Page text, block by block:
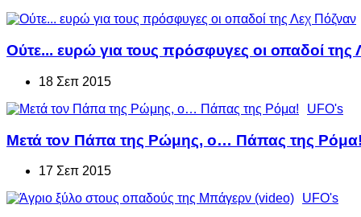
Ούτε... ευρώ για τους πρόσφυγες οι οπαδοί της
18 Σεπ 2015
UFO's
Μετά τον Πάπα της Ρώμης, ο… Πάπας της
17 Σεπ 2015
UFO's